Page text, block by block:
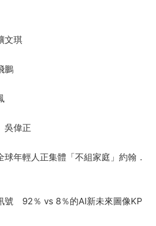
文琪
鵬
吳偉正
年輕人正集體「不組家庭」約翰．
號 92％ vs 8％的AI新未來圖像KP